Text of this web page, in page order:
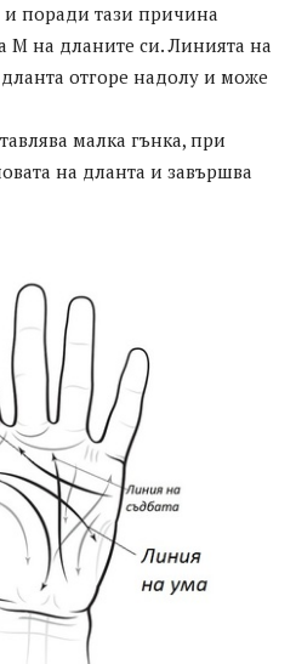
и поради тази причина
М на дланите си. Линията на
отгоре надолу и може
малка гънка, при
на дланта и завършва